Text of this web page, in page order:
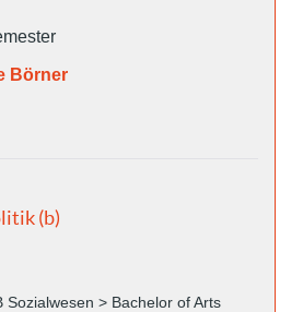
Börner
(b)
Sozialwesen > Bachelor of Arts